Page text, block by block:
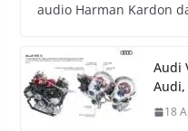
audio Harman Kardon
Audi
Audi,
18